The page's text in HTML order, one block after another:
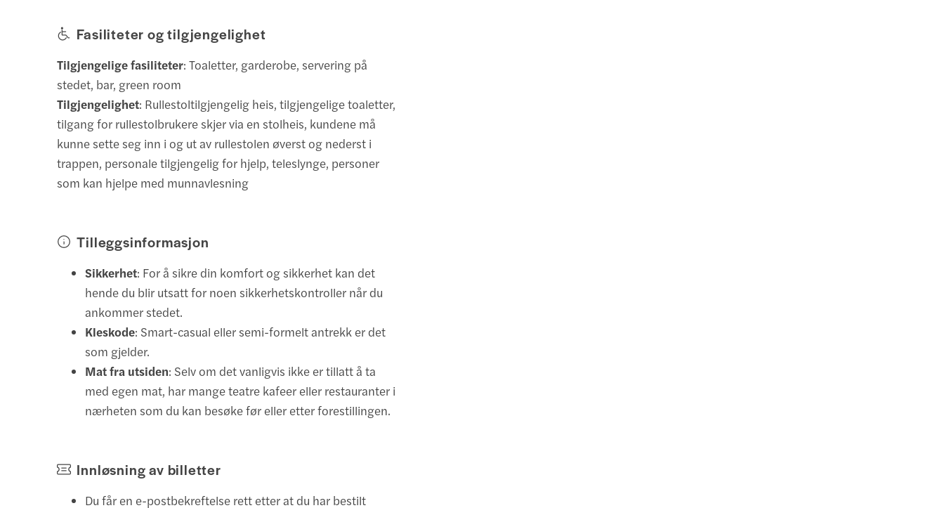
Fasiliteter og tilgjengelighet
Tilgjengelige fasiliteter: Toaletter, garderobe, servering på
stedet, bar, green room
Tilgjengelighet: Rullestoltilgjengelig heis, tilgjengelige toaletter,
tilgang for rullestolbrukere skjer via en stolheis, kundene må
kunne sette seg inn i og ut av rullestolen øverst og nederst i
trappen, personale tilgjengelig for hjelp, teleslynge, personer
som kan hjelpe med munnavlesning
Tilleggsinformasjon
Sikkerhet: For å sikre din komfort og sikkerhet kan det
hende du blir utsatt for noen sikkerhetskontroller når du
ankommer stedet.
Kleskode: Smart-casual eller semi-formelt antrekk er det
som gjelder.
Mat fra utsiden: Selv om det vanligvis ikke er tillatt å ta
med egen mat, har mange teatre kafeer eller restauranter i
nærheten som du kan besøke før eller etter forestillingen.
Innløsning av billetter
Du får en e-postbekreftelse rett etter at du har bestilt